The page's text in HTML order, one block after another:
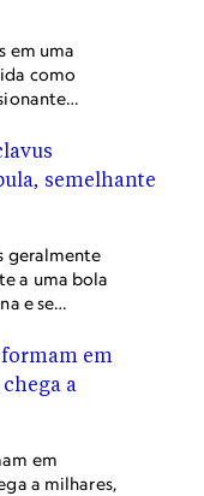
em uma
como
oceanos
esse coral
e fria que
geralmente
a uma bola
e se
que o coral
em
a milhares,